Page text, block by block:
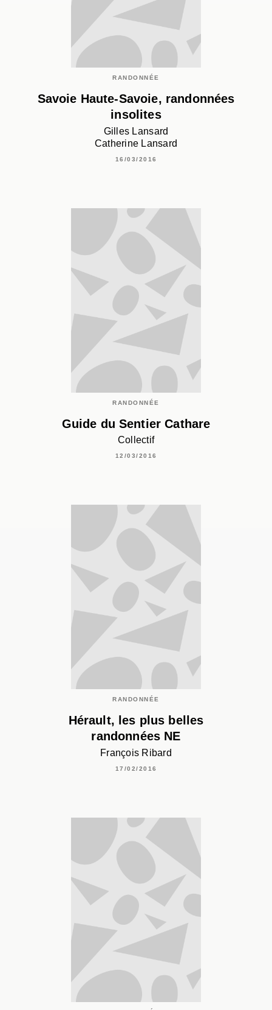
RANDONNÉE
Savoie Haute-Savoie, randonnées
insolites
Gilles Lansard
Catherine Lansard
16/03/2016
RANDONNÉE
Guide du Sentier Cathare
Collectif
12/03/2016
RANDONNÉE
Hérault, les plus belles
randonnées NE
François Ribard
17/02/2016